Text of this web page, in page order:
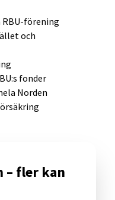
– fler kan
förening
och
fonder
Norden